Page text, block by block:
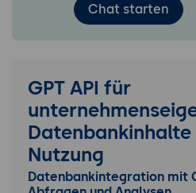
Chat starten
GPT API für
Datenbankinhalte
Nutzung
Datenbankintegration mit